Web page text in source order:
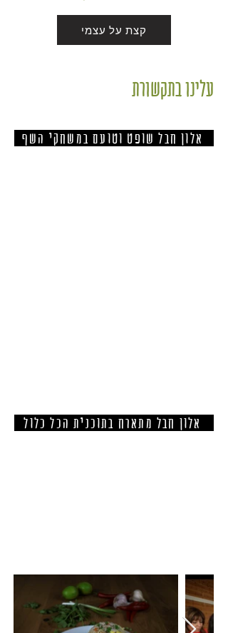
קצת על עצמי
עלינו בתקשורת
אלון חבל שופט וטועם במשחקי השף
אלון חבל מתארח בתוכנית הכל כלול